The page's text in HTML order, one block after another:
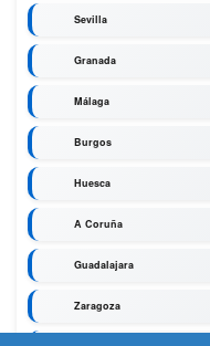
Sevilla
Granada
Málaga
Burgos
Huesca
A Coruña
Guadalajara
Zaragoza